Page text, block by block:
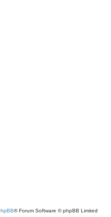
® Forum Software © phpBB Limited